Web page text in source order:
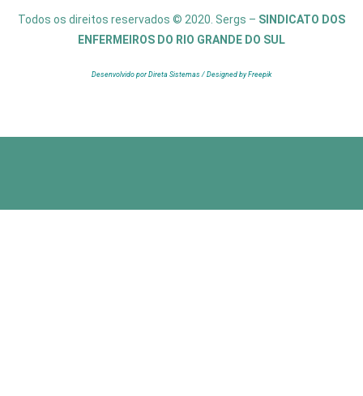
Todos os direitos reservados © 2020. Sergs – SINDICATO DOS
ENFERMEIROS DO RIO GRANDE DO SUL
Desenvolvido por Direta Sistemas / Designed by Freepik